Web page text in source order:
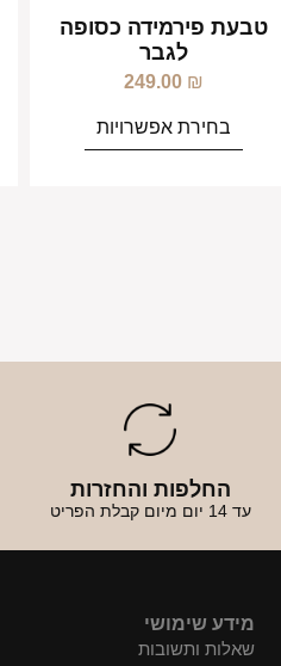
טבעת פירמידה כסופה
לגבר
249.00 ₪
בחירת אפשרויות
החלפות והחזרות
עד 14 יום מיום קבלת הפריט
מידע שימושי
שאלות ותשובות